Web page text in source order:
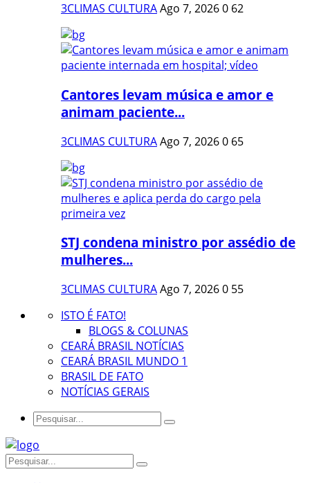
3CLIMAS CULTURAAgo 7, 20260 62
Cantores levam música e amor e
animam paciente...
3CLIMAS CULTURAAgo 7, 20260 65
STJ condena ministro por assédio de
mulheres...
3CLIMAS CULTURAAgo 7, 20260 55
ISTO É FATO!
BLOGS & COLUNAS
CEARÁ BRASIL NOTÍCIAS
CEARÁ BRASIL MUNDO 1
BRASIL DE FATO
NOTÍCIAS GERAIS